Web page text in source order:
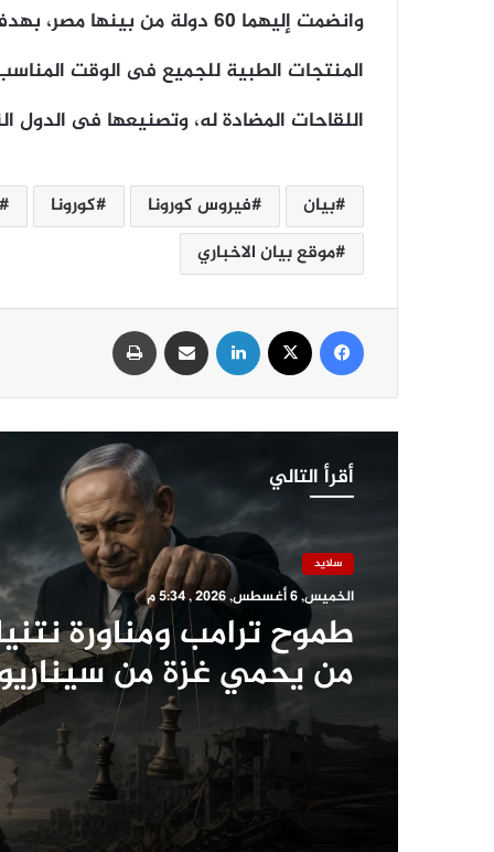
وانضمت إليهما ٦٠ دولة من
المنتجات الطبية للجميع فى الوقت
اللقاحات المضادة له، وتصنيعها فى الدول
بيان فيروس كورونا كورونا
موقع بيان الاخباري
فيسبوك لينكدإن مشاركة عبر البريد
أقرأ التالي
سلايد
الخميس, 6 أغسطس, 2026 , 5:34 م
طموح ترامب ومناورة
من يحمي غزة من
«الوصاية الدائمة»
سلايد
الخميس, 6 أغسطس, 2026 , 5:12 م
نموذج محاكاة و نصائح
لطلاب التأهيل العسكري
الشيخ لإجتياز اختبار